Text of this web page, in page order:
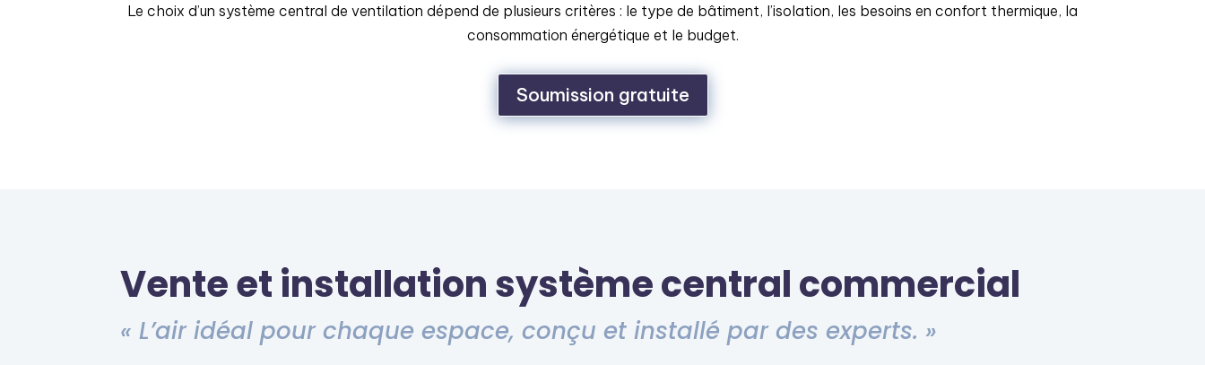
Le choix d’un système central de ventilation dépend de plusieurs critères : le type de bâtiment, l’isolation, les besoins en confort thermique, la
consommation énergétique et le budget.
Soumission gratuite
Vente et installation système central commercial
« L’air idéal pour chaque espace, conçu et installé par des experts. »